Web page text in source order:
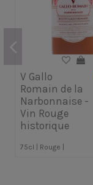
V Gallo
Romain de la
Narbonnaise -
Vin Rouge
historique
75cl | Rouge |